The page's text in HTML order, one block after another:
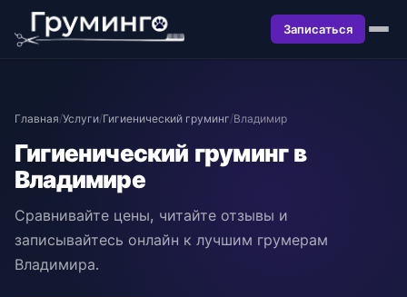
Записаться
Главная/Услуги/Гигиенический груминг/Владимир
Гигиенический груминг в
Владимире
Сравнивайте цены, читайте отзывы и
записывайтесь онлайн к лучшим грумерам
Владимира.